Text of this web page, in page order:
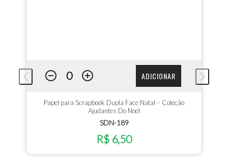
ADICIONAR
Papel para Scrapbook Dupla Face Natal – Coleção
Ajudantes Do Noel
SDN-189
R$ 6,50